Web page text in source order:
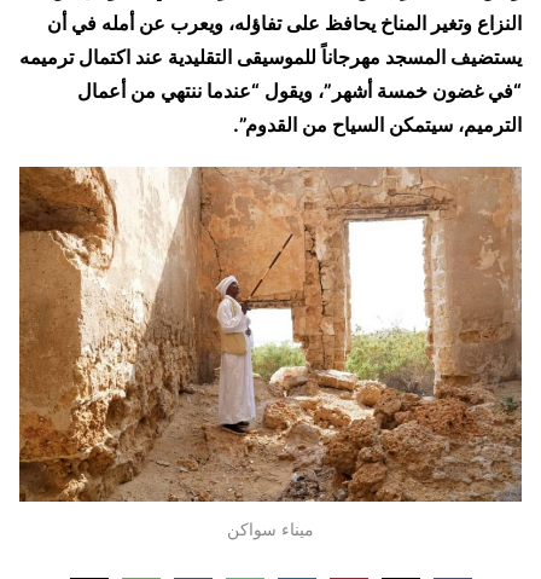
النزاع وتغير المناخ يحافظ على تفاؤله، ويعرب عن أمله في أن
يستضيف المسجد مهرجاناً للموسيقى التقليدية عند اكتمال ترميمه
“في غضون خمسة أشهر”، ويقول “عندما ننتهي من أعمال
الترميم، سيتمكن السياح من القدوم”.
ميناء سواكن